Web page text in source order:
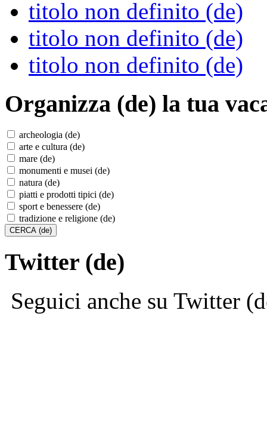
titolo non definito (de)
titolo non definito (de)
titolo non definito (de)
Organizza (de) la tua
archeologia (de)
arte e cultura (de)
mare (de)
monumenti e musei (de)
natura (de)
piatti e prodotti tipici (de)
sport e benessere (de)
tradizione e religione (de)
Twitter (de)
Seguici anche su Twitter